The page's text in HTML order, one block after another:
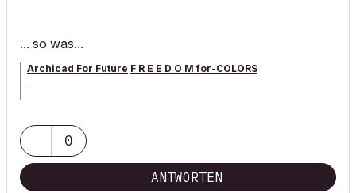
... so was...
Archicad For Future F R E E D O M for-COLORS
0
ANTWORTEN